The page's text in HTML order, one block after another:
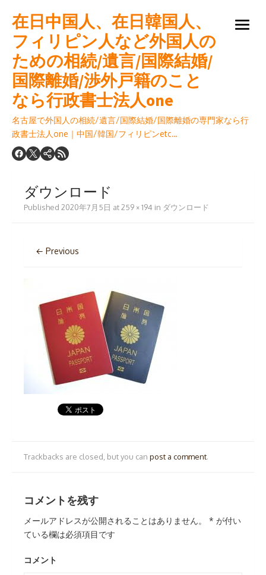
to
content
在日中国人、在日韓国人、
フィリピン人など外国人の
ための相続/遺言/国際結婚/
国際離婚/渉外戸籍のこと
なら行政書士法人one
名古屋で外国人の相続/遺言/国際結婚/国際離婚の専門家なら行
政書士法人one｜中国/韓国/フィリピンetc…
open
ダウンロード
Published 2020年7月5日 at259 × 194 in ダウンロード
← Previous
Trackbacks are closed, but you can post a comment.
コメントを残す
メールアドレスが公開されることはありません。 * が付い
ている欄は必須項目です
コメント